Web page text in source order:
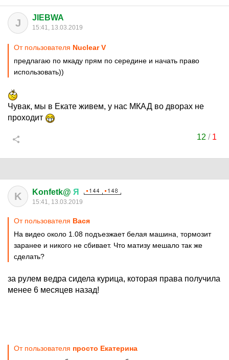
J JIEBWA
15:41, 13.03.2019
От пользователя Nuclear V
предлагаю по мкаду прям по середине и начать право
использовать))
Чувак, мы в Екате живем, у нас МКАД во дворах не
проходит
12 / 1
K Konfetk@ Я
15:41, 13.03.2019
От пользователя Ваcя
На видео около 1.08 подъезжает белая машина, тормозит
заранее и никого не сбивает. Что матизу мешало так же
сделать?
за рулем ведра сидела курица, которая права получила
менее 6 месяцев назад!
От пользователя просто Екатерина